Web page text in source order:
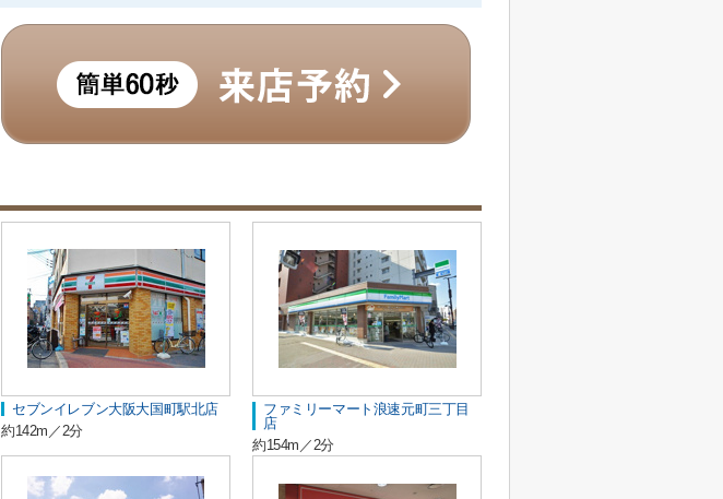
セブンイレブン大阪大国町駅北店
約142m／2分
ファミリーマート浪速元町三丁目
店
約154m／2分